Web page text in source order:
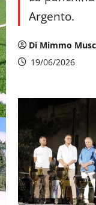
Argento.
Di Mimmo
19/06/2026